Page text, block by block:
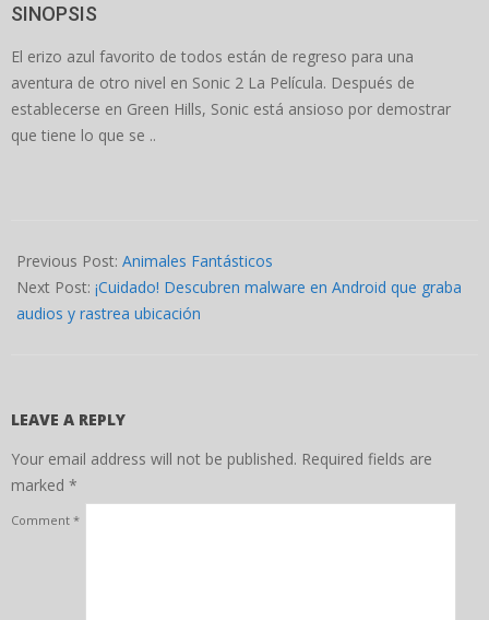
SINOPSIS
El erizo azul favorito de todos están de regreso para una
aventura de otro nivel en Sonic 2 La Película. Después de
establecerse en Green Hills, Sonic está ansioso por demostrar
que tiene lo que se ..
04-
04
Previous Post: Animales Fantásticos
Next Post: ¡Cuidado! Descubren malware en Android que graba
audios y rastrea ubicación
LEAVE A REPLY
Your email address will not be published. Required fields are
marked *
Comment *